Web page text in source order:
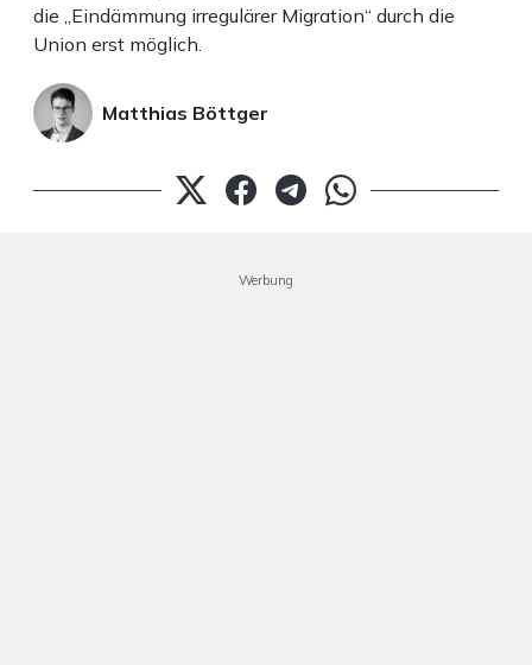
die „Eindämmung irregulärer Migration“ durch die
Union erst möglich.
Matthias Böttger
Werbung